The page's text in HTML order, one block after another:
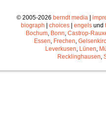
© 2005-2026 berndt media |
biograph | choices | engels und
Bochum Bonn Castrop-
Essen Frechen
Leverkusen Lünen
Recklinghausen